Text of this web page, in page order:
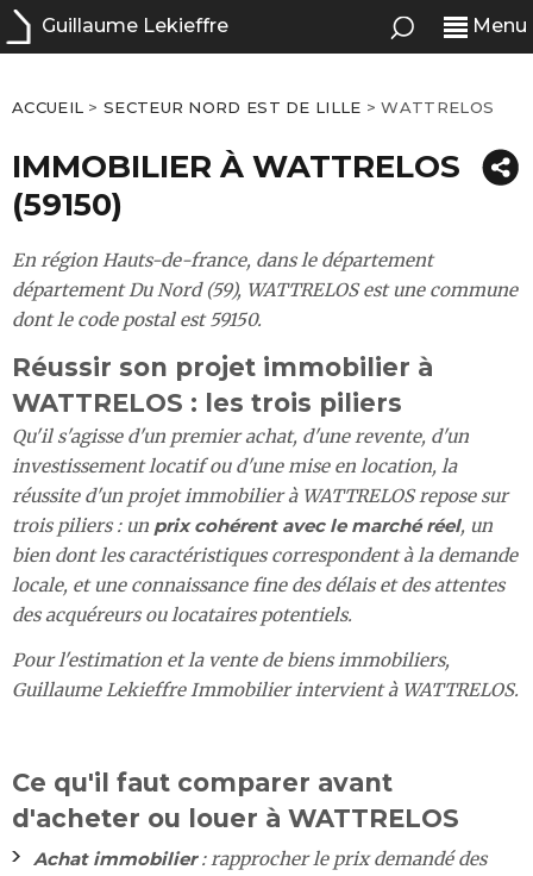
Guillaume Lekieffre Menu
ACCUEIL >SECTEUR NORD EST DE LILLE >WATTRELOS
IMMOBILIER À WATTRELOS
(59150)
En région Hauts-de-france, dans le département
département Du Nord (59), WATTRELOS est une commune
dont le code postal est 59150.
Réussir son projet immobilier à
WATTRELOS : les trois piliers
Qu'il s'agisse d'un premier achat, d'une revente, d'un
investissement locatif ou d'une mise en location, la
réussite d'un projet immobilier à WATTRELOS repose sur
trois piliers : un prix cohérent avec le marché réel, un
bien dont les caractéristiques correspondent à la demande
locale, et une connaissance fine des délais et des attentes
des acquéreurs ou locataires potentiels.
Pour l'estimation et la vente de biens immobiliers,
Guillaume Lekieffre Immobilier intervient à WATTRELOS.
Ce qu'il faut comparer avant
d'acheter ou louer à WATTRELOS
Achat immobilier: rapprocher le prix demandé des